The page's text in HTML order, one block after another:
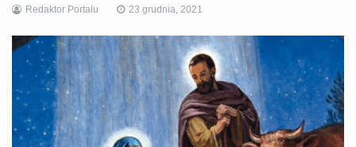
Redaktor Portalu 23 grudnia, 2021